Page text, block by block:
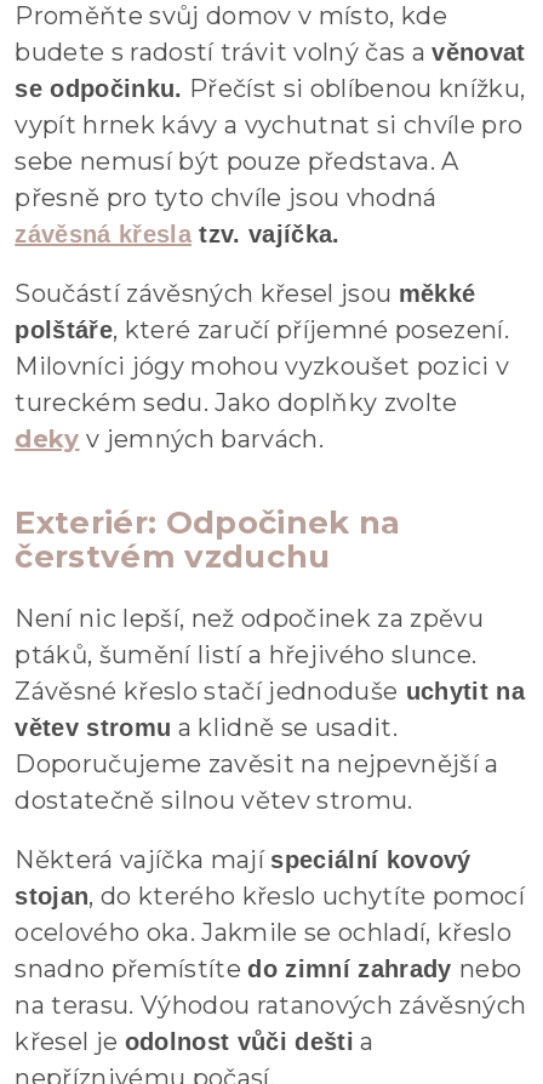
Proměňte svůj domov v místo, kde
budete s radostí trávit volný čas avěnovat
se odpočinku. Přečíst si oblíbenou knížku,
vypít hrnek kávy a vychutnat si chvíle pro
sebe nemusí být pouze představa. A
přesně pro tyto chvíle jsou vhodná
závěsná křeslatzv. vajíčka.
Součástí závěsných křesel jsou měkké
polštáře, které zaručí příjemné posezení.
Milovníci jógy mohou vyzkoušet pozici v
tureckém sedu. Jako doplňky zvolte
deky v jemných barvách.
Exteriér: Odpočinek na
čerstvém vzduchu
Není nic lepší, než odpočinek za zpěvu
ptáků, šumění listí a hřejivého slunce.
Závěsné křeslo stačí jednoduše uchytit na
větev stromu a klidně se usadit.
Doporučujeme zavěsit na nejpevnější a
dostatečně silnou větev stromu.
Některá vajíčka mají speciální kovový
stojan, do kterého křeslo uchytíte pomocí
ocelového oka. Jakmile se ochladí, křeslo
snadno přemístítedo zimní zahrady nebo
na terasu. Výhodou ratanových závěsných
křesel je odolnost vůči dešti a
nepříznivému počasí.